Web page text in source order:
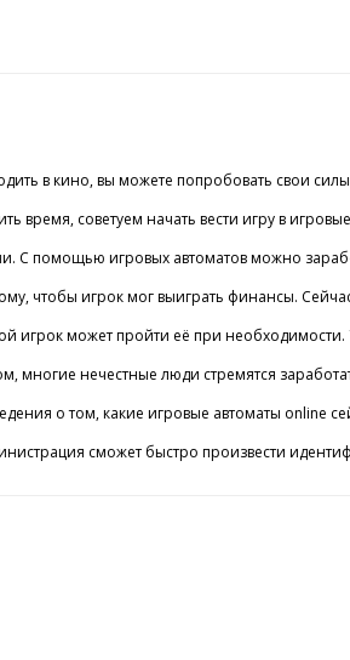
в кино, вы можете попробовать
советуем начать вести игру в
игровых автоматов можно
игрок мог выиграть финансы.
может пройти её при
многие нечестные люди стремятся
о том, какие игровые автоматы online
сможет быстро произвести